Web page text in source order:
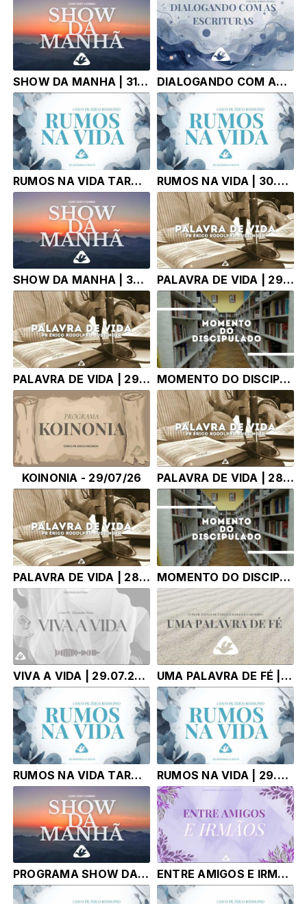
SHOW DA MANHA | 31.07.26 | DIALOGANDO COM AS ESCRITURAS | 30.07.26 | Pr. Robson Pereira
RUMOS NA VIDA TARDE | 30.07.26 | Pr. Érico Rodolpho Bussinger RUMOS NA VIDA | 30.07.26 | Pr. Érico Rodolpho Bussinger
SHOW DA MANHA | 30.07.26 | TONY CORREA PALAVRA DE VIDA | 29.07.26 |
PALAVRA DE VIDA | 29.07.26 | MOMENTO DO DISCIPULADO | 29.07.26 |
KOINONIA - 29/07/26 PALAVRA DE VIDA | 28.07.26 |
PALAVRA DE VIDA | 28.07.26 | MOMENTO DO DISCIPULADO | 28.07.26 |
VIVA A VIDA | 29.07.26 | Pr Alexandre Faria UMA PALAVRA DE FÉ | 29.07.26 | Pr. Paulo de Tarso e Marlice Carneiro
RUMOS NA VIDA TARDE | 29.06.26 | Pr. Érico Rodolpho Bussinger RUMOS NA VIDA | 29.06.26 | Pr. Érico Rodolpho Bussinger
PROGRAMA SHOW DA MANHÃ - TONY CORRÊA | 29.07.2026 | ENTRE AMIGOS E IRMÃOS | 28.07.26 | LUANNA GARCIA